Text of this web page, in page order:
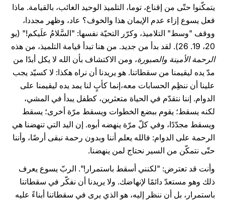
يتمكّنوا حتّى من إقناع، توما، التلميذ الوحيد الغائب، بالقيامة. ماذا
فعل يسوع إزاء عدم الإيمان هذا والخوف؟ عاد، وظهر مجددا،
ووقف "وسط" التلاميذ، وكرّر التحيّة نفسها: "السَّلامُ علَيكم!" (يو
20، 19. 26). لقد بدأ من جديد. من هنا تبدأ قيامة التلميذ، من هذه
الرحمة الأمينة والصبورة، ومن الاكتشاف بأن الله لا يكل أبدًا من
مدّ يده ليقيمنا من سقطاتنا. هو يريدنا أن نراه هكذا: لا كسيّد يجب
علينا أن ننظِم الحسابات معه،إنما كأبٍ لنا يمد يده ليقيمنا على
الدوام. إننا نتقدّم في الحياة متعثرين، كطفل يبدأ في المشي،
لكنه يسقط؛ يقوم ببضع الخطوات ويسقط مرّة أخرى؛ يسقط
ويسقط مجدّدًا، وفي كلّ مرّة ينهضه أبوه. إن اليد التي تنهضنا هي
الرحمة على الدوام: فالله يعلم أننا وبدون رحمة نبقى أرضًا، وأننا
حتّى نتمكّن من السير نحتاج لمن ينهضنا.
وأنت قد تعترض: "لكنني أسقط باستمرار!". الربّ يسوع يعرف
ذلك وهو مستعدّ دائمًا لإنهاضك. ولا يريدنا أن نفكّر في سقطاتنا
باستمرار، بل أن ننظر إليه، هو الذي يرى في سقطاتنا أبناءً عليه